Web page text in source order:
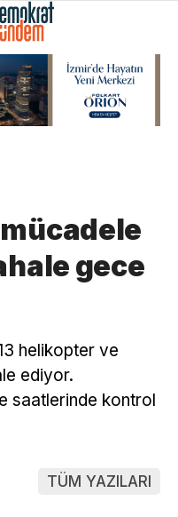
gece
helikopter ve
ediyor.
saatlerinde kontrol
TÜM YAZILARI